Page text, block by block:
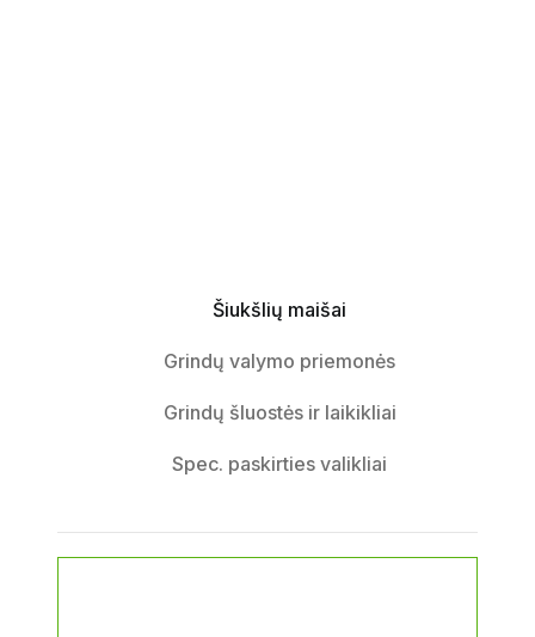
Šiukšlių maišai
Grindų valymo priemonės
Grindų šluostės ir laikikliai
Spec. paskirties valikliai